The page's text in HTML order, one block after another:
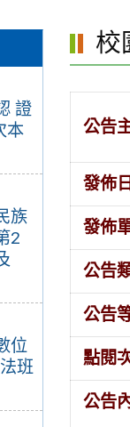
證
本
族
2
位
班
校
公告
發佈
發佈
公告
公告
點閱
公告